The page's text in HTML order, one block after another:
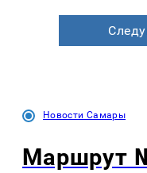
Новости Самары
Маршрут